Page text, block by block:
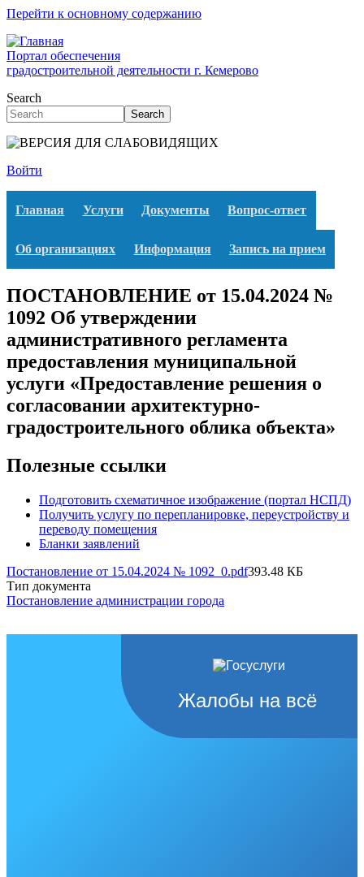
Перейти к основному содержанию
Портал обеспечения
градостроительной деятельности г. Кемерово
Search
Search
Войти
Главная Услуги Документы Вопрос-ответ
Об организациях Информация Запись на прием
ПОСТАНОВЛЕНИЕ от 15.04.2024 №
1092 Об утверждении
административного регламента
предоставления муниципальной
услуги «Предоставление решения о
согласовании архитектурно-
градостроительного облика объекта»
Полезные ссылки
Подготовить схематичное изображение (портал НСПД)
Получить услугу по перепланировке, переустройству и
переводу помещения
Бланки заявлений
Постановление от 15.04.2024 № 1092_0.pdf393.48 КБ
Тип документа
Постановление администрации города
Жалобы на всё